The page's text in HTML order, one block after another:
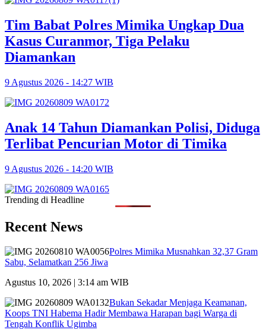
Tim Babat Polres Mimika Ungkap Dua
Kasus Curanmor, Tiga Pelaku
Diamankan
9 Agustus 2026 - 14:27 WIB
Anak 14 Tahun Diamankan Polisi, Diduga
Terlibat Pencurian Motor di Timika
9 Agustus 2026 - 14:20 WIB
Trending di Headline
Recent News
Polres Mimika Musnahkan 32,37 Gram
Sabu, Selamatkan 256 Jiwa
Agustus 10, 2026 | 3:14 am WIB
Bukan Sekadar Menjaga Keamanan,
Koops TNI Habema Hadir Membawa Harapan bagi Warga di
Tengah Konflik Ugimba